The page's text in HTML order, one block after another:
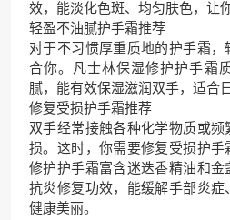
效，能淡化色斑、均匀肤色，让
轻盈不油腻护手霜推荐
对于不习惯厚重质地的护手霜
合你。凡士林保湿修护护手霜
腻，能有效保湿滋润双手，适合
修复受损护手霜推荐
双手经常接触各种化学物质或
损。这时，你需要修复受损护手
修护护手霜富含迷迭香精油和金
抗炎修复功效，能缓解手部炎症
健康美丽。